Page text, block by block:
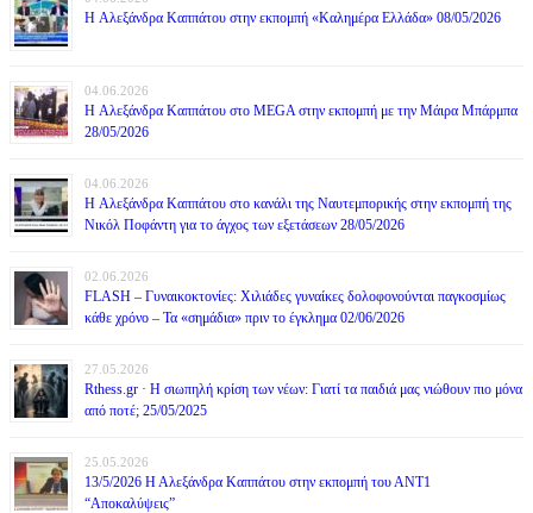
H Αλεξάνδρα Καππάτου στην εκπομπή «Καλημέρα Ελλάδα» 08/05/2026
04.06.2026
H Αλεξάνδρα Καππάτου στο MEGA στην εκπομπή με την Μάιρα Mπάρμπα
28/05/2026
04.06.2026
H Αλεξάνδρα Καππάτου στο κανάλι της Ναυτεμπορικής στην εκπομπή της
Νικόλ Ποφάντη για το άγχος των εξετάσεων 28/05/2026
02.06.2026
FLASH – Γυναικοκτονίες: Χιλιάδες γυναίκες δολοφονούνται παγκοσμίως
κάθε χρόνο – Τα «σημάδια» πριν το έγκλημα 02/06/2026
27.05.2026
Rthess.gr · Η σιωπηλή κρίση των νέων: Γιατί τα παιδιά μας νιώθουν πιο μόνα
από ποτέ; 25/05/2025
25.05.2026
13/5/2026 Η Αλεξάνδρα Καππάτου στην εκπομπή του ΑΝΤ1
“Αποκαλύψεις”